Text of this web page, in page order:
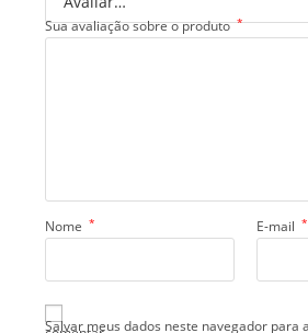
Sua avaliação sobre o produto *
Nome * E-mail *
Salvar meus dados neste navegador para